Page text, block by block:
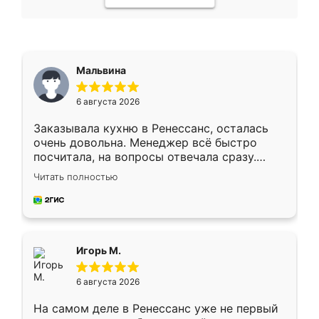
Мальвина
6 августа 2026
Заказывала кухню в Ренессанс, осталась
очень довольна. Менеджер всё быстро
посчитала, на вопросы отвечала сразу.
Замерщик приехал в субботу, подошёл к
делу со всей ответственностью. Собрали
за день, ребята работали аккуратно, даже
Читать полностью
Игорь М.
6 августа 2026
На самом деле в Ренессанс уже не первый